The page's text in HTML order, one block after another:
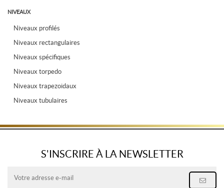
NIVEAUX
Niveaux profilés
Niveaux rectangulaires
Niveaux spécifiques
Niveaux torpedo
Niveaux trapezoidaux
Niveaux tubulaires
S'INSCRIRE À LA NEWSLETTER